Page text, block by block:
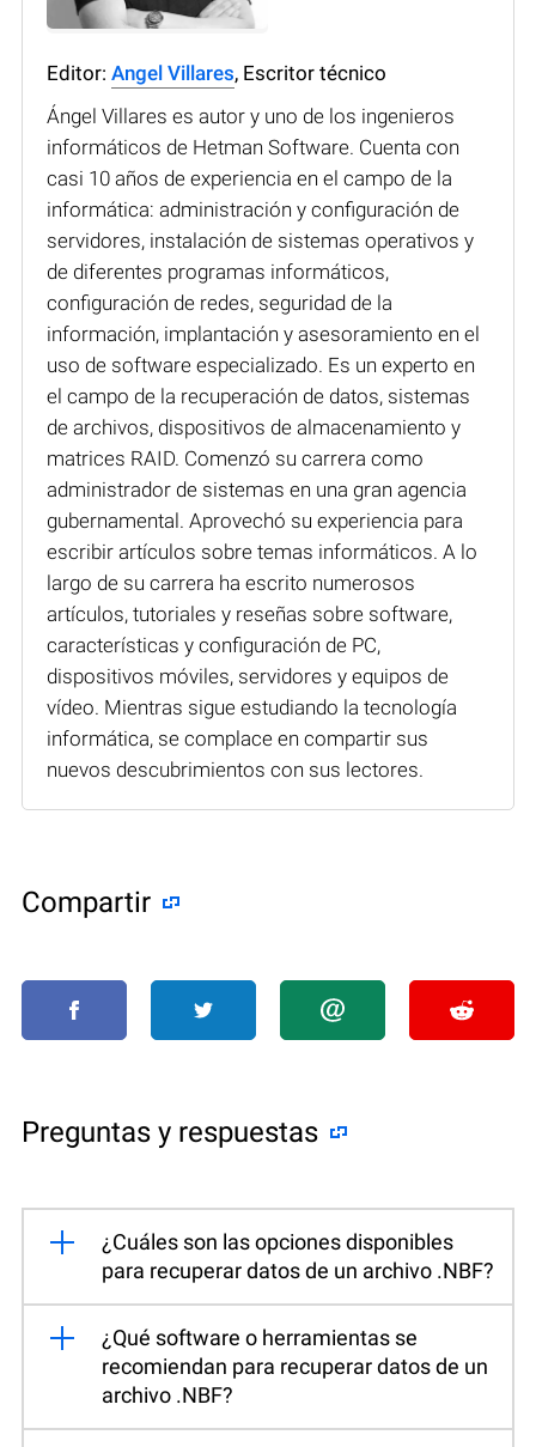
Editor: Angel Villares, Escritor técnico
Ángel Villares es autor y uno de los ingenieros
informáticos de Hetman Software. Cuenta con
casi 10 años de experiencia en el campo de la
informática: administración y configuración de
servidores, instalación de sistemas operativos y
de diferentes programas informáticos,
configuración de redes, seguridad de la
información, implantación y asesoramiento en el
uso de software especializado. Es un experto en
el campo de la recuperación de datos, sistemas
de archivos, dispositivos de almacenamiento y
matrices RAID. Comenzó su carrera como
administrador de sistemas en una gran agencia
gubernamental. Aprovechó su experiencia para
escribir artículos sobre temas informáticos. A lo
largo de su carrera ha escrito numerosos
artículos, tutoriales y reseñas sobre software,
características y configuración de PC,
dispositivos móviles, servidores y equipos de
vídeo. Mientras sigue estudiando la tecnología
informática, se complace en compartir sus
nuevos descubrimientos con sus lectores.
Compartir
Preguntas y respuestas
¿Cuáles son las opciones disponibles
para recuperar datos de un archivo .NBF?
¿Qué software o herramientas se
recomiendan para recuperar datos de un
archivo .NBF?